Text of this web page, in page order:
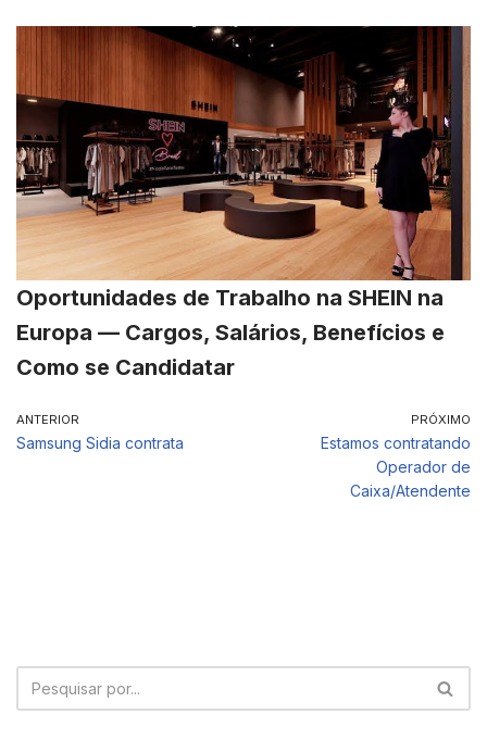
Oportunidades de Trabalho na SHEIN na
Europa — Cargos, Salários, Benefícios e
Como se Candidatar
ANTERIOR
Samsung Sidia contrata
PRÓXIMO
Estamos contratando
Operador de
Caixa/Atendente